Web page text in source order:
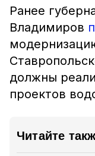
Ранее
Владимиров
должны
проектов
Читайте